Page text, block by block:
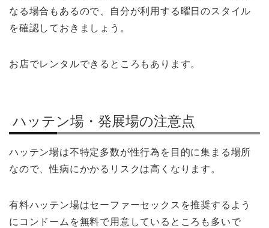
なる場合もあるので、自分が利用する曜日のスタイル
を確認しておきましょう。
お店でレンタルできるところもあります。
ハッテン場・発展場の注意点
ハッテン場は不特定多数が性行為を目的に集まる場所
なので、性病にかかるリスクは高くなります。
有料ハッテン場はセーファーセックスを推奨するよう
にコンドームを無料で用意しているところも多いで